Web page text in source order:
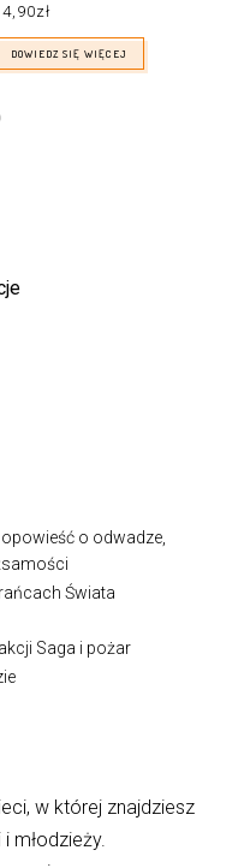
zł
DOWIEDZ SIĘ WIĘCEJ
o odwadze,
Świata
Saga i pożar
w której znajdziesz
młodzieży.